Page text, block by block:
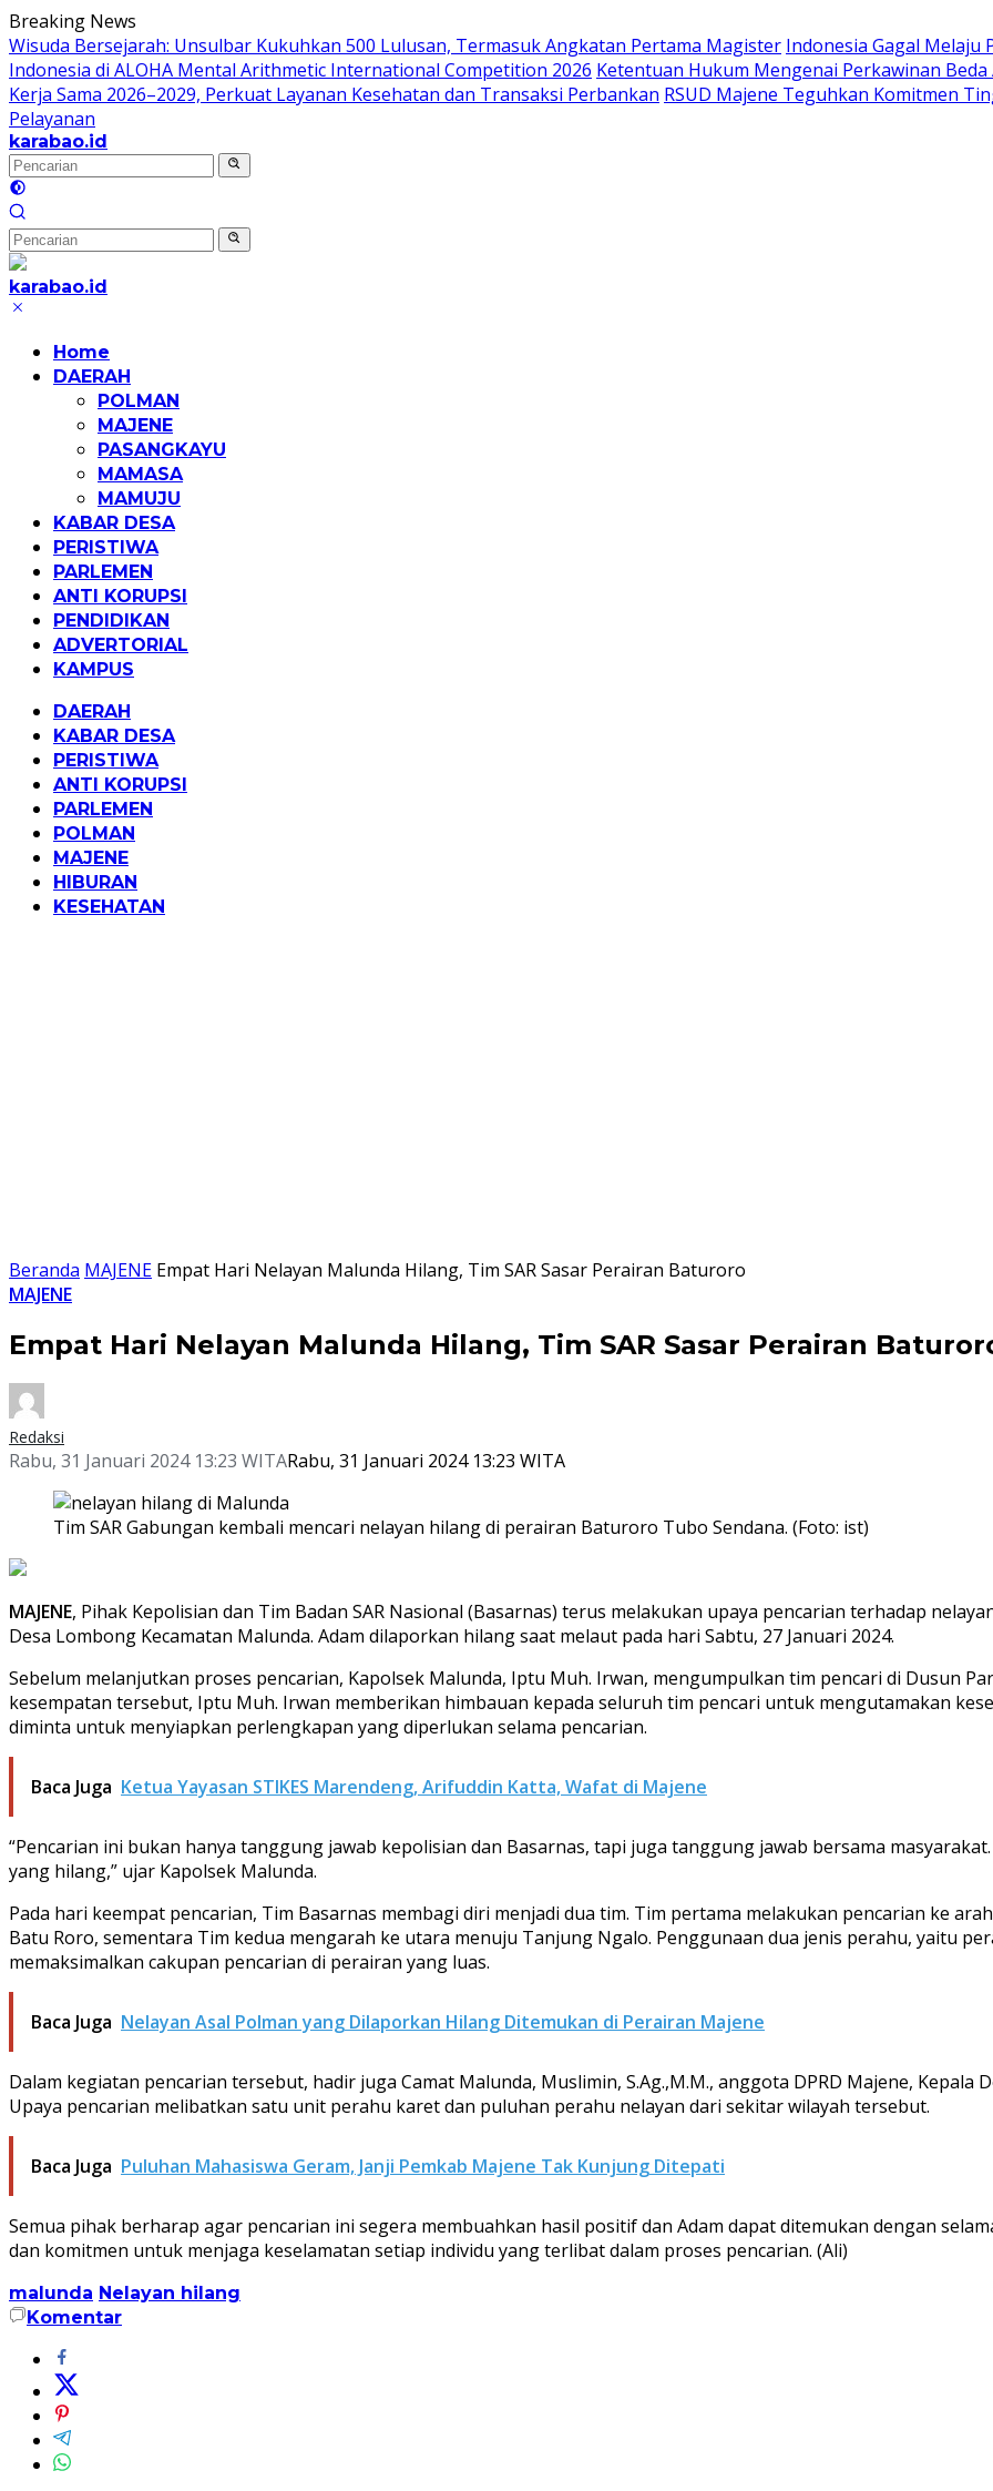
Langsung
ke
konten
Breaking News
Wisuda Bersejarah: Unsulbar Kukuhkan 500 Lulusan, Termasuk Angkatan Pertama Magister Indonesia Gagal Melaju
Indonesia di ALOHA Mental Arithmetic International Competition 2026 Ketentuan Hukum Mengenai Perkawinan Beda
Kerja Sama 2026–2029, Perkuat Layanan Kesehatan dan Transaksi Perbankan RSUD Majene Teguhkan Komitmen
Pelayanan
karabao.id
Tegas
dan
Tajam
karabao.id
Tegas
TajamHome
DAERAH
POLMAN
MAJENE
PASANGKAYU
MAMASA
MAMUJU
KABAR DESA
PERISTIWA
PARLEMEN
ANTI KORUPSI
PENDIDIKAN
ADVERTORIAL
KAMPUS
DAERAH
KABAR DESA
PERISTIWA
ANTI KORUPSI
PARLEMEN
POLMAN
MAJENE
HIBURAN
KESEHATAN
Beranda MAJENE Empat Hari Nelayan Malunda Hilang, Tim SAR Sasar Perairan Baturoro
MAJENE
Empat Hari Nelayan Malunda Hilang, Tim SAR Sasar Perairan
Redaksi
Rabu, 31 Januari 2024 13:23 WITARabu, 31 Januari 2024 13:23 WITA
Tim SAR Gabungan kembali mencari nelayan hilang di perairan Baturoro Tubo Sendana. (Foto: ist)
MAJENE, Pihak Kepolisian dan Tim Badan SAR Nasional (Basarnas) terus melakukan upaya pencarian terhadap
Desa Lombong Kecamatan Malunda. Adam dilaporkan hilang saat melaut pada hari Sabtu, 27 Januari 2024.
Sebelum melanjutkan proses pencarian, Kapolsek Malunda, Iptu Muh. Irwan, mengumpulkan tim pencari di Dusun
kesempatan tersebut, Iptu Muh. Irwan memberikan himbauan kepada seluruh tim pencari untuk mengutamakan
diminta untuk menyiapkan perlengkapan yang diperlukan selama pencarian.
Baca Juga Ketua Yayasan STIKES Marendeng, Arifuddin Katta, Wafat di Majene
“Pencarian ini bukan hanya tanggung jawab kepolisian dan Basarnas, tapi juga tanggung jawab bersama
yang hilang,” ujar Kapolsek Malunda.
Pada hari keempat pencarian, Tim Basarnas membagi diri menjadi dua tim. Tim pertama melakukan pencarian ke
Batu Roro, sementara Tim kedua mengarah ke utara menuju Tanjung Ngalo. Penggunaan dua jenis perahu, yaitu
memaksimalkan cakupan pencarian di perairan yang luas.
Baca Juga Nelayan Asal Polman yang Dilaporkan Hilang Ditemukan di Perairan Majene
Dalam kegiatan pencarian tersebut, hadir juga Camat Malunda, Muslimin, S.Ag.,M.M., anggota DPRD Majene, Kepala
Upaya pencarian melibatkan satu unit perahu karet dan puluhan perahu nelayan dari sekitar wilayah tersebut.
Baca Juga Puluhan Mahasiswa Geram, Janji Pemkab Majene Tak Kunjung Ditepati
Semua pihak berharap agar pencarian ini segera membuahkan hasil positif dan Adam dapat ditemukan dengan
dan komitmen untuk menjaga keselamatan setiap individu yang terlibat dalam proses pencarian. (Ali)
malunda Nelayan hilang
Komentar